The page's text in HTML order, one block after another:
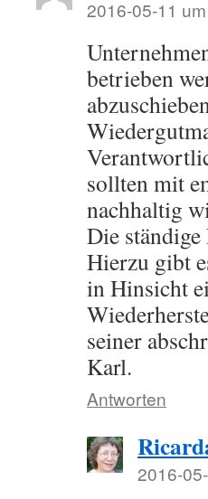
2016-05-11
betrieben
sollten mit
nachhaltig
Die
Hierzu gibt
in Hinsicht
seiner
Karl.
Antworten
2016-